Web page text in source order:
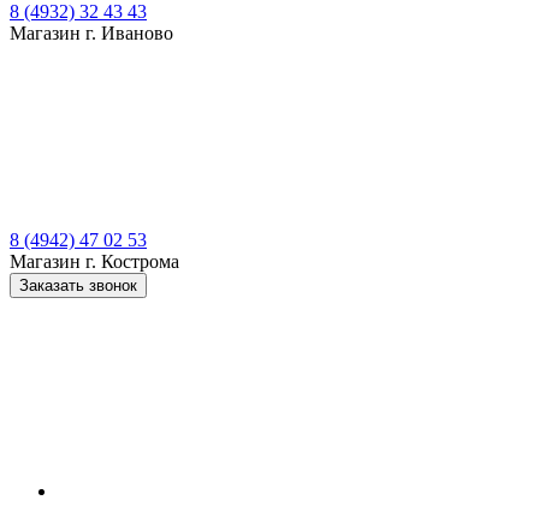
8 (4932) 32 43 43
Магазин г. Иваново
8 (4942) 47 02 53
Магазин г. Кострома
Заказать звонок